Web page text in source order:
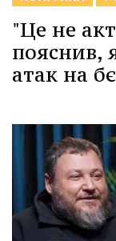
"Це не
пояснив,
атак на